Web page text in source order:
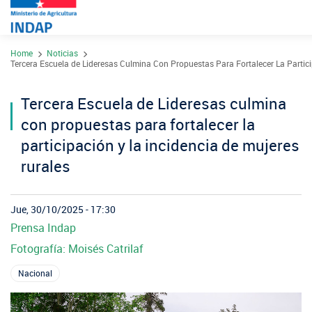
Contacto
Ley del Lobby
Sistema de Integridad
Gestión y Presupuesto
Nuestros Programas
Programa Desarrollo Territorial Indígena
Acciones INDAP
Arica y Parinacota
Home
Noticias
Tercera Escuela de Lideresas Culmina Con Propuestas Para Fortalecer La
Tercera Escuela de Lideresas culmina
con propuestas para fortalecer la
participación y la incidencia de mujeres
rurales
Jue, 30/10/2025 - 17:30
Prensa Indap
Fotografía: Moisés Catrilaf
Nacional